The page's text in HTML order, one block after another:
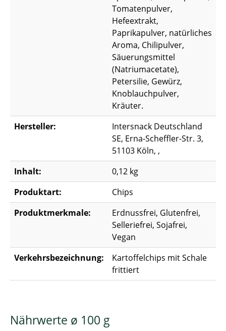
Tomatenpulver,
Hefeextrakt,
Paprikapulver, natürliches
Aroma, Chilipulver,
Säuerungsmittel
(Natriumacetate),
Petersilie, Gewürz,
Knoblauchpulver,
Kräuter.
Hersteller:
Intersnack Deutschland
SE, Erna-Scheffler-Str. 3,
51103 Köln, ,
Inhalt:
0,12 kg
Produktart:
Chips
Produktmerkmale:
Erdnussfrei, Glutenfrei,
Selleriefrei, Sojafrei,
Vegan
Verkehrsbezeichnung:
Kartoffelchips mit Schale
frittiert
Nährwerte ø 100 g